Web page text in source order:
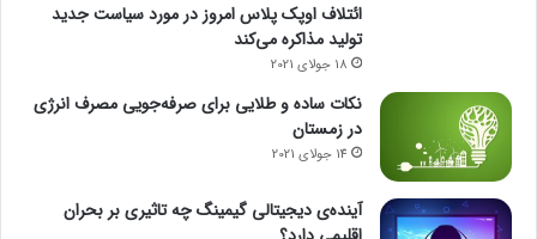
ائتلاف اوپک پلاس امروز در مورد سیاست جدید
تولید مذاکره می‌کند
18 جولای 2021
نکات ساده و طلایی برای صرفه‌جویی مصرف انرژی
در زمستان
14 جولای 2021
آینده‌ی دیجیتالی گیمینگ چه تاثیری بر بحران